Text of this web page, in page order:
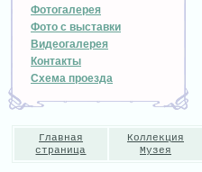
Фотогалерея
Фото с выставки
Видеогалерея
Контакты
Схема проезда
Главная
страница
Коллекция
Музея